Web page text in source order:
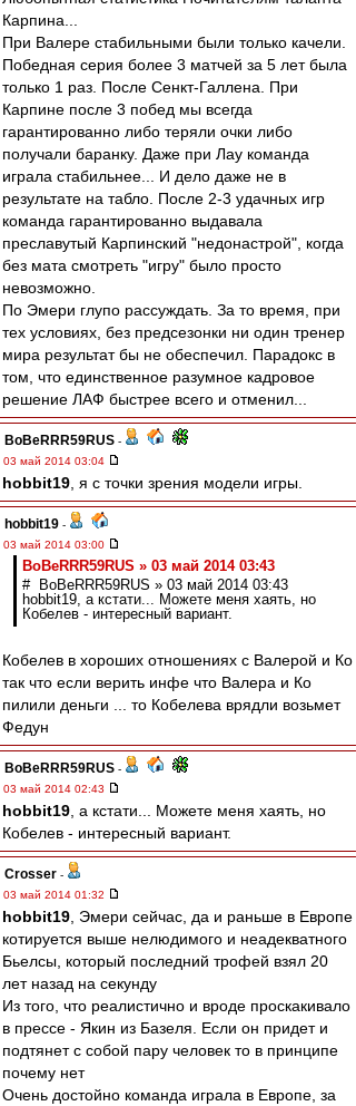
Карпина...
При Валере стабильными были только качели.
Победная серия более 3 матчей за 5 лет была
только 1 раз. После Сенкт-Галлена. При
Карпине после 3 побед мы всегда
гарантированно либо теряли очки либо
получали баранку. Даже при Лау команда
играла стабильнее... И дело даже не в
результате на табло. После 2-3 удачных игр
команда гарантированно выдавала
преславутый Карпинский "недонастрой", когда
без мата смотреть "игру" было просто
невозможно.
По Эмери глупо рассуждать. За то время, при
тех условиях, без предсезонки ни один тренер
мира результат бы не обеспечил. Парадокс в
том, что единственное разумное кадровое
решение ЛАФ быстрее всего и отменил...
BoBeRRR59RUS -
03 май 2014 03:04
hobbit19 , я с точки зрения модели игры.
hobbit19 -
03 май 2014 03:00
BoBeRRR59RUS » 03 май 2014 03:43
# BoBeRRR59RUS » 03 май 2014 03:43
hobbit19, а кстати... Можете меня хаять, но
Кобелев - интересный вариант.
Кобелев в хороших отношениях с Валерой и Ко
так что если верить инфе что Валера и Ко
пилили деньги ... то Кобелева врядли возьмет
Федун
BoBeRRR59RUS -
03 май 2014 02:43
hobbit19 , а кстати... Можете меня хаять, но
Кобелев - интересный вариант.
Crosser -
03 май 2014 01:32
hobbit19 , Эмери сейчас, да и раньше в Европе
котируется выше нелюдимого и неадекватного
Бьелсы, который последний трофей взял 20
лет назад на секунду
Из того, что реалистично и вроде проскакивало
в прессе - Якин из Базеля. Если он придет и
подтянет с собой пару человек то в принципе
почему нет
Очень достойно команда играла в Европе, за